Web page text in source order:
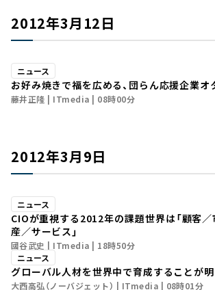
2012年3月12日
ニュース
お好み焼きで福を広める、団らん応援企業オ
藤井正隆 ITmedia 08時00分
2012年3月9日
ニュース
CIOが重視する2012年の課題――世界は「顧客
産／サービス」
國谷武史 ITmedia
18時50分
ニュース
グローバル人材を世界中で育成することが
大西高弘（ノーバジェット） ITmedia 08時01分